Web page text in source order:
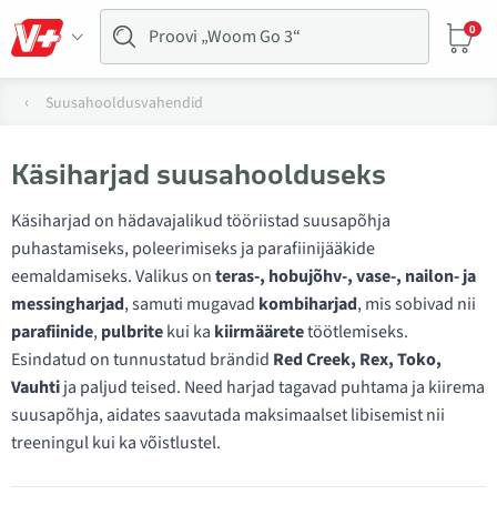
0
Suusahooldusvahendid
Käsiharjad suusahoolduseks
Käsiharjad on hädavajalikud tööriistad suusapõhja
puhastamiseks, poleerimiseks ja parafiinijääkide
eemaldamiseks. Valikus onteras-, hobujõhv-, vase-, nailon- ja
messingharjad, samuti mugavad kombiharjad, mis sobivad nii
parafiinide,pulbritekui ka kiirmääretetöötlemiseks.
Esindatud on tunnustatud brändid Red Creek, Rex, Toko,
Vauhtija paljud teised. Need harjad tagavad puhtama ja kiirema
suusapõhja, aidates saavutada maksimaalset libisemist nii
treeningul kui ka võistlustel.